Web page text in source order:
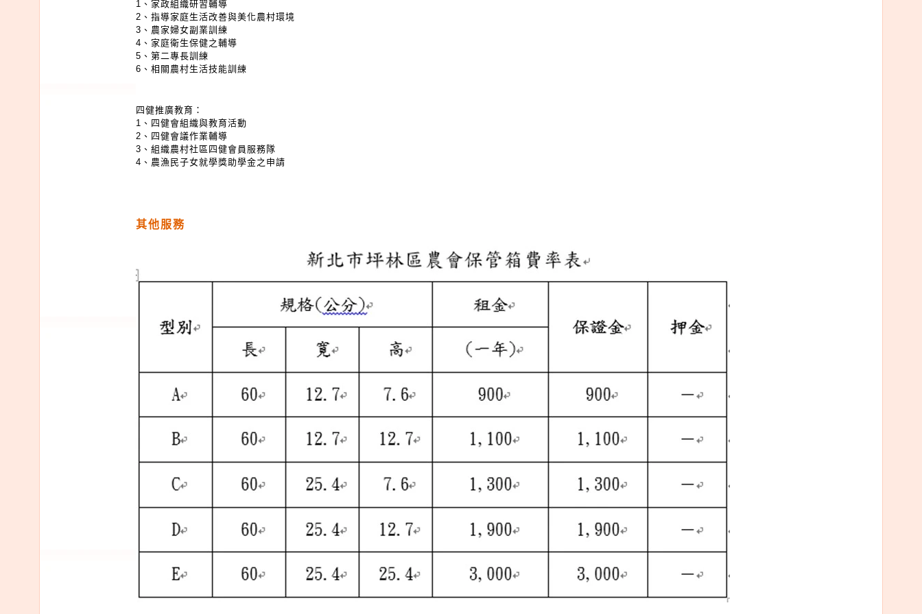
1、家政組織研習輔導
2、指導家庭生活改善與美化農村環境
3、農家婦女副業訓練
4、家庭衛生保健之輔導
5、第二專長訓練
6、相關農村生活技能訓練
四健推廣教育：
1、四健會組織與教育活動
2、四健會議作業輔導
3、組織農村社區四健會員服務隊
4、農漁民子女就學獎助學金之申請
其他服務